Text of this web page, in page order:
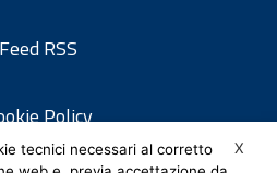
Feed RSS
Policy
X
tecnici necessari al corretto